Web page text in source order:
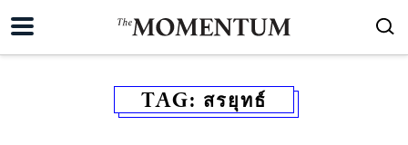
TAG: สรยุทธ์